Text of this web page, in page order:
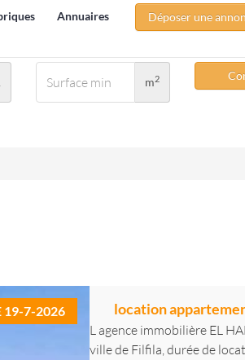
Annuaires Déposer une
m2
19-7-2026 location
L agence immobilière EL
ville de Filfila, durée de